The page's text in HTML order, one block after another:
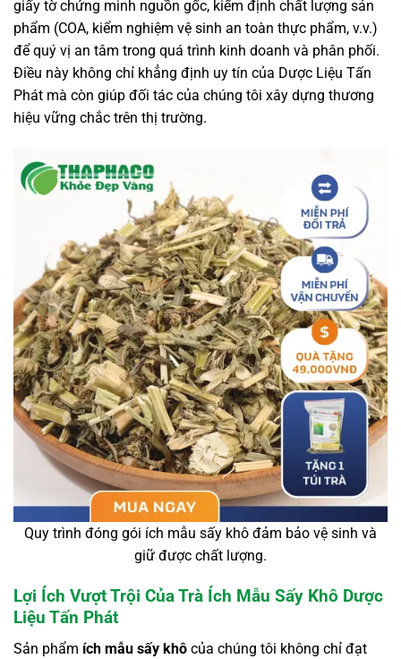
giấy tờ chứng minh nguồn gốc, kiểm định chất lượng sản
phẩm (COA, kiểm nghiệm vệ sinh an toàn thực phẩm, v.v.)
để quý vị an tâm trong quá trình kinh doanh và phân phối.
Điều này không chỉ khẳng định uy tín của Dược Liệu Tấn
Phát mà còn giúp đối tác của chúng tôi xây dựng thương
hiệu vững chắc trên thị trường.
Quy trình đóng gói ích mẫu sấy khô đảm bảo vệ sinh và
giữ được chất lượng.
Lợi Ích Vượt Trội Của Trà Ích Mẫu Sấy Khô Dược
Liệu Tấn Phát
Sản phẩm ích mẫu sấy khô của chúng tôi không chỉ đạt